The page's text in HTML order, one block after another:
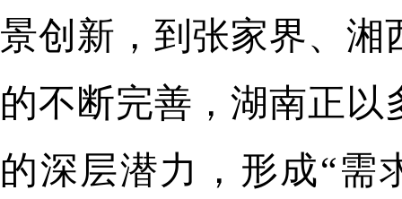
景创新，到张家界、
的不断完善，湖南正
的深层潜力，形成“需